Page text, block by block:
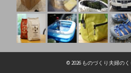
© 2026 ものづくり夫婦の